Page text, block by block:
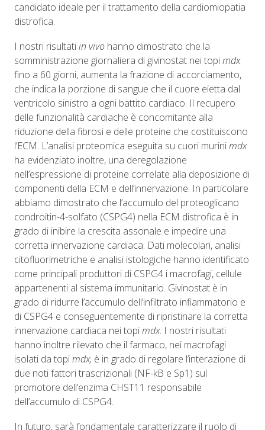
candidato ideale per il trattamento della cardiomiopatia
distrofica.
I nostri risultatiin vivo hanno dimostrato che la
somministrazione giornaliera di givinostat nei topimdx
fino a 60 giorni, aumenta la frazione di accorciamento,
che indica la porzione di sangue che il cuore eietta dal
ventricolo sinistro a ogni battito cardiaco. Il recupero
delle funzionalità cardiache è concomitante alla
riduzione della fibrosi e delle proteine che costituiscono
l’ECM. L’analisi proteomica eseguita su cuori murinimdx
ha evidenziato inoltre, una deregolazione
nell’espressione di proteine correlate alla deposizione di
componenti della ECM e dell’innervazione. In particolare
abbiamo dimostrato che l’accumulo del proteoglicano
condroitin-4-solfato (CSPG4) nella ECM distrofica è in
grado di inibire la crescita assonale e impedire una
corretta innervazione cardiaca. Dati molecolari, analisi
citofluorimetriche e analisi istologiche hanno identificato
come principali produttori di CSPG4 i macrofagi, cellule
appartenenti al sistema immunitario. Givinostat è in
grado di ridurre l’accumulo dell’infiltrato infiammatorio e
di CSPG4 e conseguentemente di ripristinare la corretta
innervazione cardiaca nei topimdx. I nostri risultati
hanno inoltre rilevato che il farmaco, nei macrofagi
isolati da topimdx, è in grado di regolare l’interazione di
due noti fattori trascrizionali (NF-kB e Sp1) sul
promotore dell’enzima CHST11 responsabile
dell’accumulo di CSPG4.
In futuro, sarà fondamentale caratterizzare il ruolo di